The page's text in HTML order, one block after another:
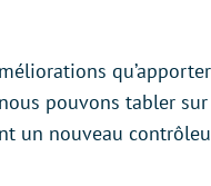
pouvons tabler
un nouveau